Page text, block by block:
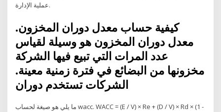
عملية الإدارة.
كيفية حساب معدل دوران المخزون.
معدل دوران المخزون هو وسيلة لقياس
عدد المرات التي تبيع فيها الشركة
مخزونها من البضائع في فترة زمنية معينة.
الشركات تستخدم دوران
ما يلي هو صيغة لحساب wacc. WACC = (E / V) × Re + (D / V) × Rd × (1 -